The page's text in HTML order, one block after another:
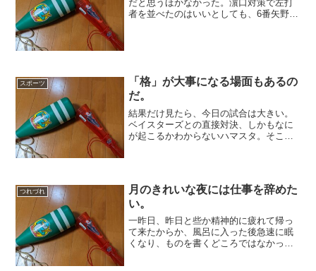
だと思うほかなかった。濵口対策で左打
者を並べたのはいいとしても、6番矢野7
スポーツ
「格」が大事になる場面もあるの
だ。
結果だけ見たら、今日の試合は大きい。
ベイスターズとの直接対決、しかもなに
が起こるかわからないハマスタ。そこで
気持ちはよくわかる。とに...
つれづれ
月のきれいな夜には仕事を辞めた
い。
一昨日、昨日と些か精神的に疲れて帰っ
て来たからか、風呂に入った後急速に眠
くなり、ものを書くどころではなかっ